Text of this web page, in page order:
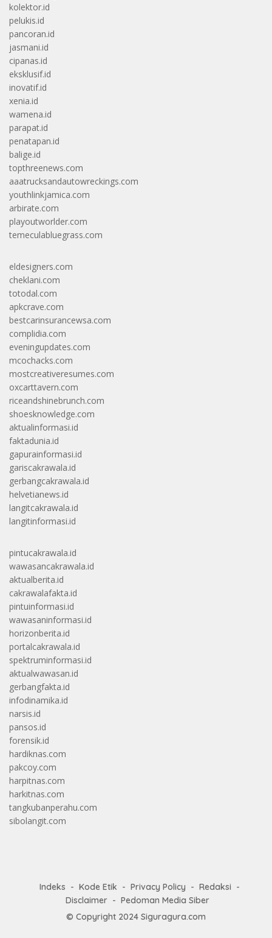
kolektor.id
pelukis.id
pancoran.id
jasmani.id
cipanas.id
eksklusif.id
inovatif.id
xenia.id
wamena.id
parapat.id
penatapan.id
balige.id
topthreenews.com
aaatrucksandautowreckings.com
youthlinkjamica.com
arbirate.com
playoutworlder.com
temeculabluegrass.com
eldesigners.com
cheklani.com
totodal.com
apkcrave.com
bestcarinsurancewsa.com
complidia.com
eveningupdates.com
mcochacks.com
mostcreativeresumes.com
oxcarttavern.com
riceandshinebrunch.com
shoesknowledge.com
aktualinformasi.id
faktadunia.id
gapurainformasi.id
gariscakrawala.id
gerbangcakrawala.id
helvetianews.id
langitcakrawala.id
langitinformasi.id
pintucakrawala.id
wawasancakrawala.id
aktualberita.id
cakrawalafakta.id
pintuinformasi.id
wawasaninformasi.id
horizonberita.id
portalcakrawala.id
spektruminformasi.id
aktualwawasan.id
gerbangfakta.id
infodinamika.id
narsis.id
pansos.id
forensik.id
hardiknas.com
pakcoy.com
harpitnas.com
harkitnas.com
tangkubanperahu.com
sibolangit.com
Indeks Kode Etik Privacy Policy
Redaksi
Disclaimer
Pedoman Media Siber
© Copyright 2024 Siguragura.com